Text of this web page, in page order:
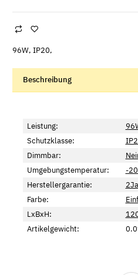
96W, IP20,
Beschreibung
Leistung:
Schutzklasse:
Dimmbar:
Umgebungstemperatur:
-
Herstellergarantie:
Farbe:
LxBxH:
Artikelgewicht: